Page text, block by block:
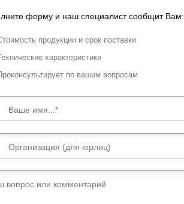
форму и наш специалист сообщит Вам:
продукции и срок поставки
характеристики
по вашим вопросам
Ваше имя...
Организация (для юрлиц)
вопрос или комментарий